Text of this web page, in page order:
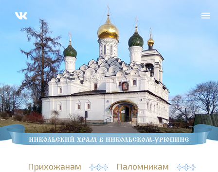
Прихожанам
Паломникам